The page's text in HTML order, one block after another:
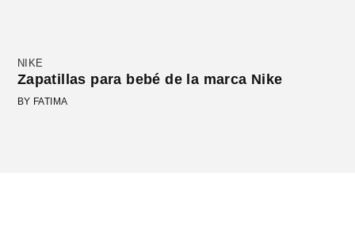
NIKE
Zapatillas para bebé de la marca Nike
BY FATIMA